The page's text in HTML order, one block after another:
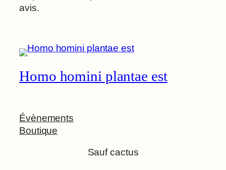
avis.
Homo homini plantae est
Évènements
Boutique
Sauf cactus